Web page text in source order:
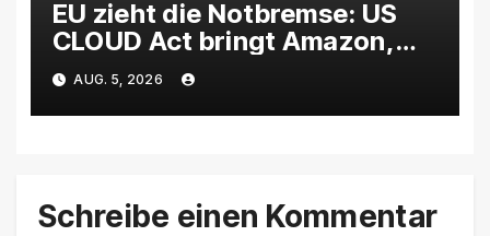
EU zieht die Notbremse: US
CLOUD Act bringt Amazon,
Google und Microsoft massiv
unter Druck
AUG. 5, 2026
Schreibe einen Kommentar